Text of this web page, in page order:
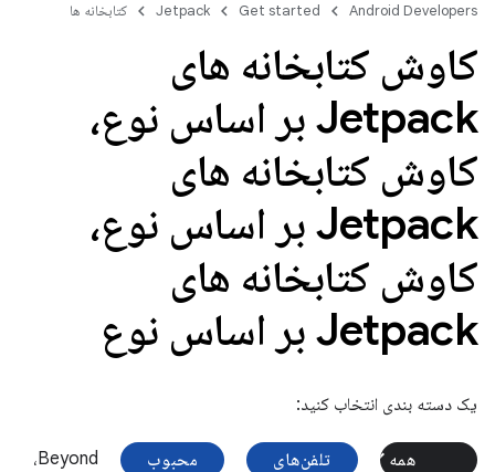
Android Developers
Get started
Jetpack کتابخانه ها
کاوش کتابخانه های
Jetpack بر اساس نوع،
کاوش کتابخانه های
Jetpack بر اساس نوع،
کاوش کتابخانه های
Jetpack بر اساس نوع
یک دسته بندی انتخاب کنید:
همه تلفن‌های محبوب